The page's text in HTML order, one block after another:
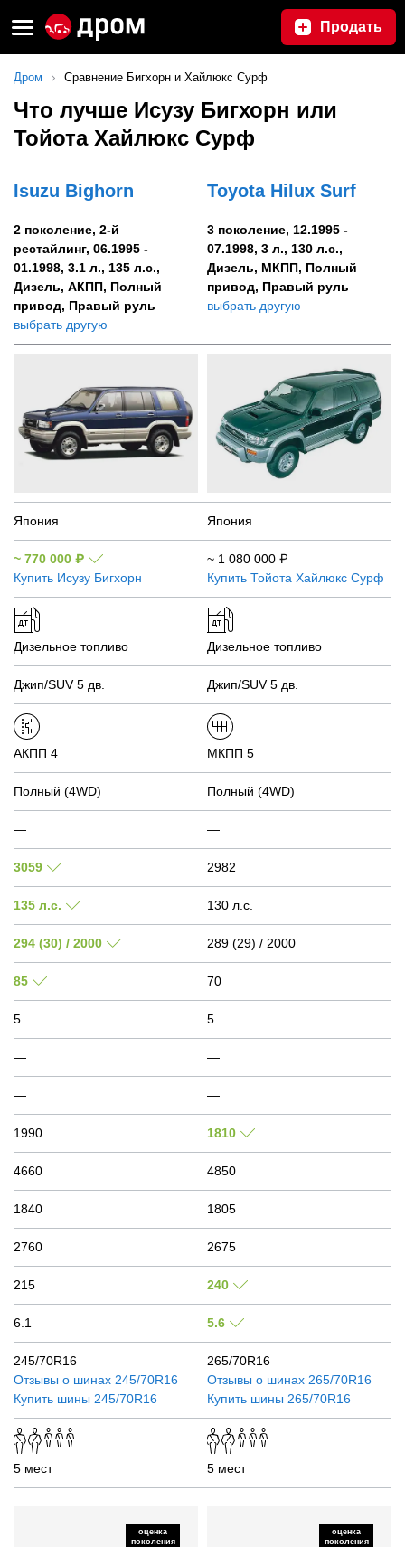
Продать
Дром Сравнение Бигхорн и Хайлюкс Сурф
Что лучше Исузу Бигхорн или
Тойота Хайлюкс Сурф
Isuzu Bighorn Toyota Hilux Surf
2 поколение, 2-й
рестайлинг, 06.1995 -
01.1998, 3.1 л., 135 л.с.,
Дизель, АКПП, Полный
привод, Правый руль
выбрать другую
3 поколение, 12.1995 -
07.1998, 3 л., 130 л.с.,
Дизель, МКПП, Полный
привод, Правый руль
выбрать другую
Япония Япония
~ 770 000 ₽
Купить Исузу Бигхорн
~ 1 080 000 ₽
Купить Тойота Хайлюкс Сурф
Дизельное топливо Дизельное топливо
Джип/SUV 5 дв. Джип/SUV 5 дв.
АКПП 4 МКПП 5
Полный (4WD) Полный (4WD)
— —
3059 2982
135 л.с. 130 л.с.
294 (30) / 2000 289 (29) / 2000
85 70
5 5
— —
— —
1990 1810
4660 4850
1840 1805
2760 2675
215 240
6.1 5.6
245/70R16
Отзывы о шинах 245/70R16
Купить шины 245/70R16
265/70R16
Отзывы о шинах 265/70R16
Купить шины 265/70R16
5 мест 5 мест
оценка
поколения
оценка
поколения